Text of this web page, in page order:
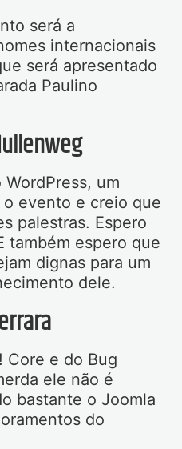
será a
internacionais
será apresentado
Paulino
um
evento e creio que
palestras. Espero
também espero que
dignas para um
dele.
Core e do Bug
ele não é
bastante o Joomla
do